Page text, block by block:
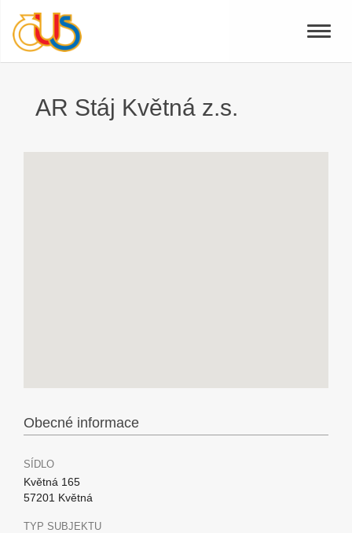
Toggle
AR Stáj Květná z.s.
Obecné informace
SÍDLO
Květná 165
57201 Květná
TYP SUBJEKTU